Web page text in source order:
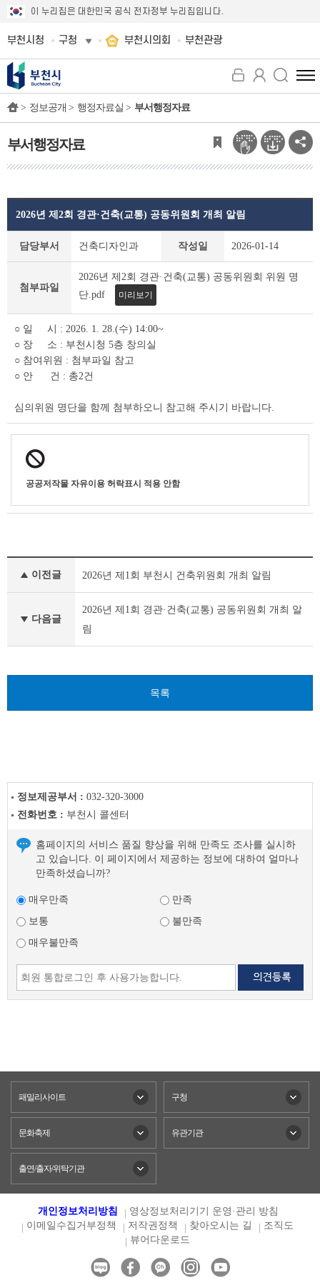
이 누리집은 대한민국 공식 전자정부 누리집입니다.
부천시청 구청 부천시의회 부천관광
전
체
뉴
보
기
> 정보공개 > 행정자료실 > 부서행정자료
부서행정자료
상
테
블
2026년 제2회 경관·건축(교통) 공동위원회 개최 알림
담당부서 건축디자인과 작성일 2026-01-14
첨부파일
2026년 제2회 경관·건축(교통) 공동위원회 위원 명
단.pdf
미리보기
○ 일 시 : 2026. 1. 28.(수) 14:00~
○ 장 소 : 부천시청 5층 창의실
○ 참여위원 : 첨부파일 참고
○ 안 건 : 총2건
심의위원 명단을 함께 첨부하오니 참고해 주시기 바랍니다.
공공저작물 자유이용 허락표시 적용 안함
행
이
글
이전글 2026년 제1회 부천시 건축위원회 개최 알림
다음글
2026년 제1회 경관·건축(교통) 공동위원회 개최 알
림
목록
정보제공부서 : 032-320-3000
전화번호 : 부천시 콜센터
홈페이지의 서비스 품질 향상을 위해 만족도 조사를 실시하
고 있습니다. 이 페이지에서 제공하는 정보에 대하여 얼마나
만족하셨습니까?
매우만족
만족
보통
불만족
매우불만족
패밀리사이트 구청
문화축제 유관기관
출연/출자/위탁기관
개인정보처리방침
영상정보처리기기 운영·관리 방침
이메일수집거부정책
저작권정책 찾아오시는 길
조직도
뷰어다운로드